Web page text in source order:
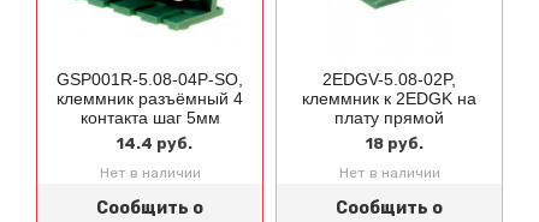
GSP001R-5.08-04P-SO,
клеммник разъёмный 4
контакта шаг 5мм
14.4 руб.
Нет в наличии
Сообщить о
2EDGV-5.08-02P,
клеммник к 2EDGK на
плату прямой
18 руб.
Нет в наличии
Сообщить о